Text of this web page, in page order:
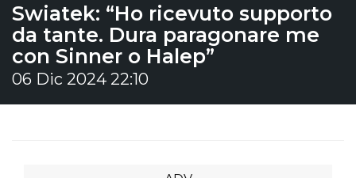
Swiatek: “Ho ricevuto supporto
da tante. Dura paragonare me
con Sinner o Halep”
06 Dic 2024 22:10